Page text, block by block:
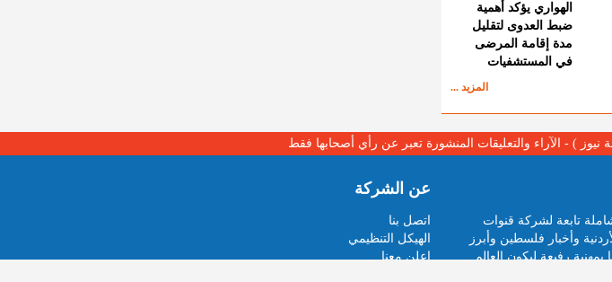
الهواري يؤكد أهمية
ضبط العدوى لتقليل
مدة إقامة المرضى
في المستشفيات
المزيد ...
) - الآراء والتعليقات المنشورة تعبر عن رأي أصحابها فقط
شاملة تابعة لشركة قنوات
وأخبار فلسطين وأبرز
بمهنية رفيعة ليكون العالم
عن الشركة
اتصل بنا
الهيكل التنظيمي
اعلن معنا